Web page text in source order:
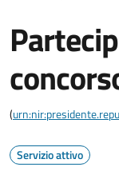
(
Servizio attivo